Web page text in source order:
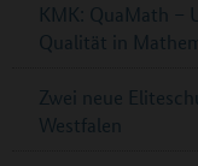
KMK: QuaMath –
Qualität in
Zwei neue
Westfalen